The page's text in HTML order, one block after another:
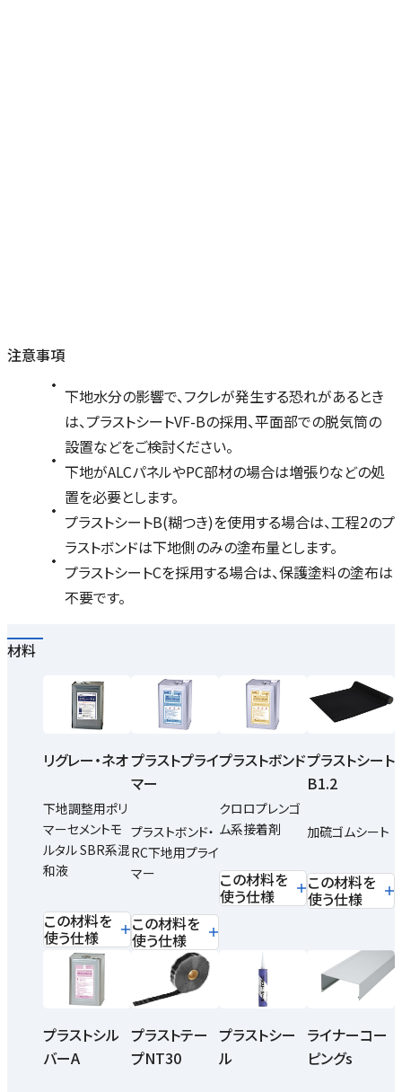
注意事項
下地水分の影響で、フクレが発生する恐れがあるとき
は、プラストシートVF-Bの採用、平面部での脱気筒の
設置などをご検討ください。
下地がALCパネルやPC部材の場合は増張りなどの処
置を必要とします。
プラストシートB(糊つき)を使用する場合は、工程2のプ
ラストボンドは下地側のみの塗布量とします。
プラストシートCを採用する場合は、保護塗料の塗布は
不要です。
材料
リグレー・ネオ
下地調整用ポリ
マーセメントモ
ルタル SBR系混
和液
この材料を
使う仕様
プラストプライ
マー
プラストボンド・
RC下地用プライ
マー
この材料を
使う仕様
プラストボンド
クロロプレンゴ
ム系接着剤
この材料を
使う仕様
プラストシート
B1.2
加硫ゴムシート
この材料を
使う仕様
プラストシル
バーA
プラストテー
プNT30
プラストシー
ル
ライナーコー
ピングs